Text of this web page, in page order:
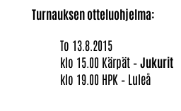
Turnauksen otteluohjelma:
To 13.8.2015
klo 15.00 Kärpät –Jukurit
klo 19.00 HPK – Luleå